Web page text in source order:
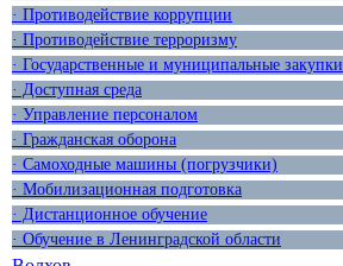
· Противодействие коррупции
· Противодействие терроризму
· Государственные и муниципальные закупки
· Доступная среда
· Управление персоналом
· Гражданская оборона
· Самоходные машины (погрузчики)
· Мобилизационная подготовка
· Дистанционное обучение
· Обучение в Ленинградской области